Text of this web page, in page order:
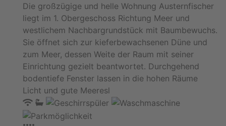
Die großzügige und helle Wohnung Austernfischer
liegt im 1. Obergeschoss Richtung Meer und
westlichem Nachbargrundstück mit Baumbewuchs.
Sie öffnet sich zur kieferbewachsenen Düne und
zum Meer, dessen Weite der Raum mit seiner
Einrichtung gezielt beantwortet. Durchgehend
bodentiefe Fenster lassen in die hohen Räume
Licht und gute Meeresl